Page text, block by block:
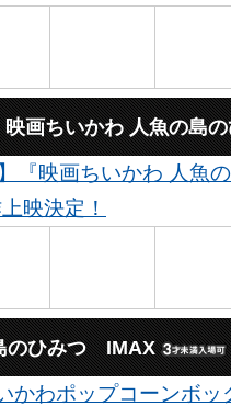
画ちいかわ 人魚の島
『映画ちいかわ 人魚
映決定！
のひみつ IMAX
わポップコーンボ